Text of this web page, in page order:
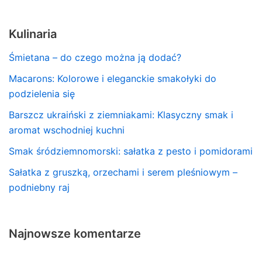
Kulinaria
Śmietana – do czego można ją dodać?
Macarons: Kolorowe i eleganckie smakołyki do
podzielenia się
Barszcz ukraiński z ziemniakami: Klasyczny smak i
aromat wschodniej kuchni
Smak śródziemnomorski: sałatka z pesto i pomidorami
Sałatka z gruszką, orzechami i serem pleśniowym –
podniebny raj
Najnowsze komentarze